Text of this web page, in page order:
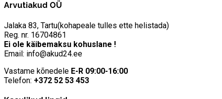
Arvutiakud OÜ
Jalaka 83, Tartu(kohapeale tulles ette helistada)
Reg. nr. 16704861
Ei ole käibemaksu kohuslane !
Email: info@akud24.ee
Vastame kõnedele E-R 09:00-16:00
Telefon: +372 52 53 453